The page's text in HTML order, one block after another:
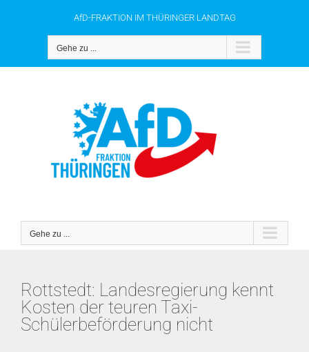
AfD-FRAKTION IM THÜRINGER LANDTAG
Gehe zu ...
Gehe zu ...
Rottstedt: Landesregierung kennt
Kosten der teuren Taxi-
Schülerbeförderung nicht